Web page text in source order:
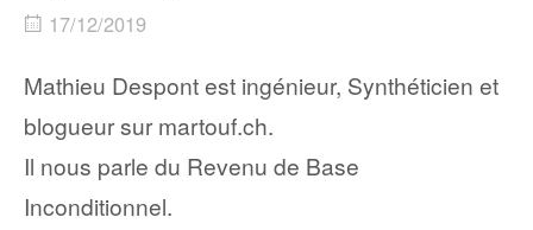
17/12/2019
Mathieu Despont est ingénieur, Synthéticien et
blogueur sur martouf.ch.
Il nous parle du Revenu de Base
Inconditionnel.